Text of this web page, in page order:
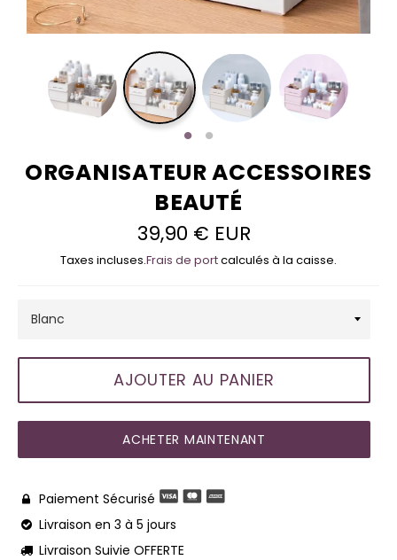
ORGANISATEUR ACCESSOIRES
BEAUTÉ
Prix
régulier
39,90 € EUR
Taxes incluses.Frais de portcalculés à la caisse.
AJOUTER AU PANIER
ACHETER MAINTENANT
 Paiement Sécurisé
 Livraison en 3 à 5 jours
 Livraison Suivie OFFERTE